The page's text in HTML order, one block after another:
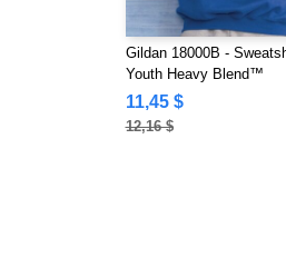
Gildan 18000B -
Youth Heavy Blend™
11,45 $
12,16 $